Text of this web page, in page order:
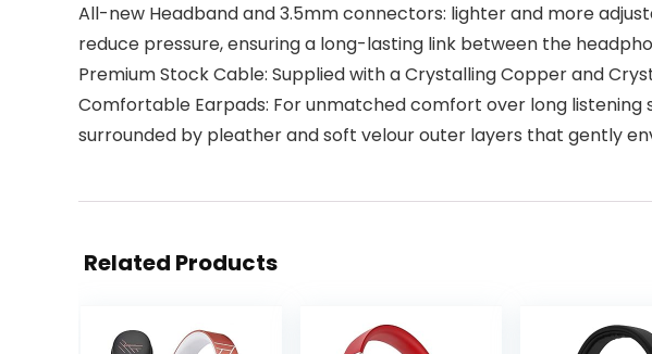
All-new Headband and 3.5mm connectors: lighter and more
reduce pressure, ensuring a long-lasting link between the
Premium Stock Cable: Supplied with a Crystalling Copper and
Comfortable Earpads: For unmatched comfort over long listening
surrounded by pleather and soft velour outer layers that gently
Related Products